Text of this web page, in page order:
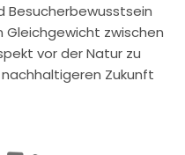
Besucherbewusstsein
zwischen
vor der Natur zu
Zukunft